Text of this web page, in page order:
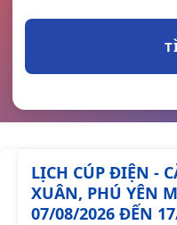
LỊCH CÚP ĐIỆN -
XUÂN, PHÚ YÊN
07/08/2026 ĐẾN